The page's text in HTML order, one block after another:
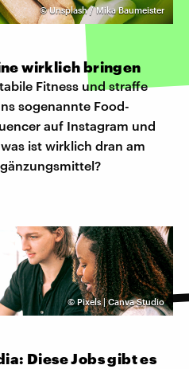
©Unsplash / Mika Baumeister
wirklich bringen
Fitness und straffe
sogenannte Food-
auf Instagram und
ist wirklich dran am
© Pixels | Canva Studio
Diese Jobs gibt es